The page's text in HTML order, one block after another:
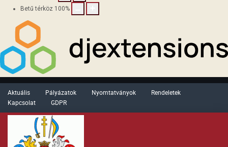
Betű térköz 100%
Aktuális Pályázatok Nyomtatványok
Rendeletek
Kapcsolat
GDPR